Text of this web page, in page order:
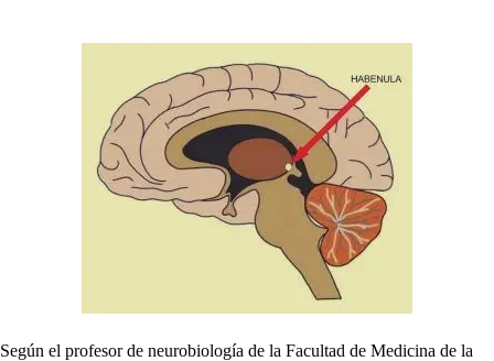
Según el profesor de neurobiología de la Facultad de Medicina de la